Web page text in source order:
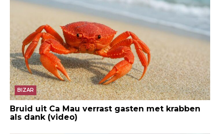
BIZAR
Bruid uit Ca Mau verrast gasten met krabben
als dank (video)